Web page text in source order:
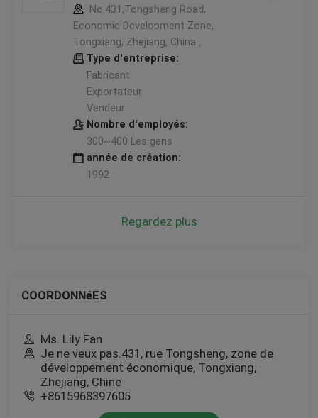
No.431,Tongsheng Road,
Economic Development Zone,
Tongxiang, Zhejiang, China ,
Type d'entreprise:
Fabricant
Exportateur
Vendeur
Nombre d'employés:
300~400 Les gens
année de création:
1992
Regardez plus
COORDONNéES
Ms. Lily Fan
Je ne veux pas.431, rue Tongsheng, zone de
développement économique, Tongxiang,
Zhejiang, Chine
+8615968397605